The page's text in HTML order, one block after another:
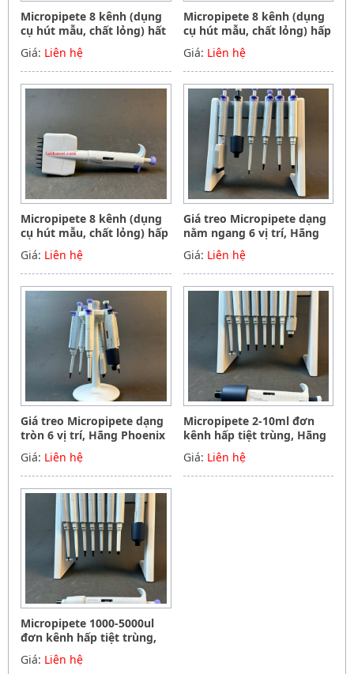
Micropipete 8 kênh (dụng
cụ hút mẫu, chất lỏng) hất
tiệt trùng 50-300ul, Hãng
Phoenix instrument
Germany
Giá: Liên hệ
Micropipete 8 kênh (dụng
cụ hút mẫu, chất lỏng) hấp
tiệt trùng 5-50ul, Hãng
Phoenix instrument
Germany
Giá: Liên hệ
Micropipete 8 kênh (dụng
cụ hút mẫu, chất lỏng) hấp
tiệt trùng 0.5-10ul, Hãng
Phoenix instrument
Germany
Giá: Liên hệ
Giá treo Micropipete dạng
nằm ngang 6 vị trí, Hãng
Phoenix instrument
Germany
Giá: Liên hệ
Giá treo Micropipete dạng
tròn 6 vị trí, Hãng Phoenix
instrument Germany
Giá: Liên hệ
Micropipete 2-10ml đơn
kênh hấp tiệt trùng, Hãng
Phoenix instrument
Germany
Giá: Liên hệ
Micropipete 1000-5000ul
đơn kênh hấp tiệt trùng,
Hãng Phoenix instrument
Germany
Giá: Liên hệ